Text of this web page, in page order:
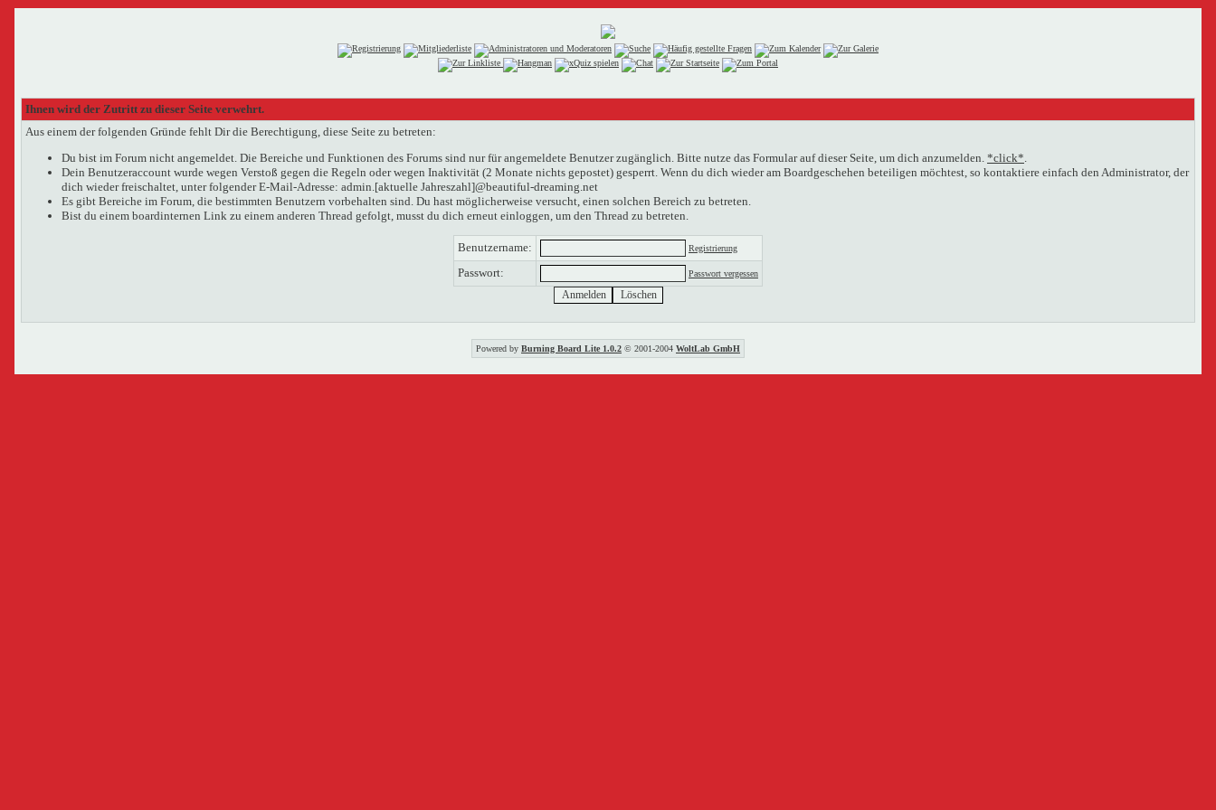
Ihnen wird der Zutritt zu dieser Seite verwehrt.
Aus einem der folgenden Gründe fehlt Dir die Berechtigung, diese Seite zu betreten:
Du bist im Forum nicht angemeldet. Die Bereiche und Funktionen des Forums sind nur für angemeldete Benutzer zugänglich. Bitte nutze das Formular auf dieser Seite, um dich anzumelden. *click*.
Dein Benutzeraccount wurde wegen Verstoß gegen die Regeln oder wegen Inaktivität (2 Monate nichts gepostet) gesperrt. Wenn du dich wieder am Boardgeschehen beteiligen möchtest, so kontaktiere einfach den Administrator, der
dich wieder freischaltet, unter folgender E-Mail-Adresse: admin.[aktuelle Jahreszahl]@beautiful-dreaming.net
Es gibt Bereiche im Forum, die bestimmten Benutzern vorbehalten sind. Du hast möglicherweise versucht, einen solchen Bereich zu betreten.
Bist du einem boardinternen Link zu einem anderen Thread gefolgt, musst du dich erneut einloggen, um den Thread zu betreten.
Benutzername: Registrierung
Passwort: Passwort vergessen
Powered by Burning Board Lite 1.0.2 © 2001-2004 WoltLab GmbH